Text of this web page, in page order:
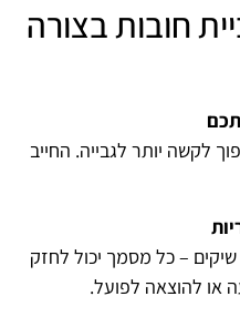
חובות בצורה
לקשה יותר לגבייה. החייב
שיקים – כל מסמך יכול לחזק
או להוצאה לפועל.